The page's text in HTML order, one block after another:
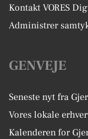
Kontakt VORES
Administrer
GENVEJE
Seneste nyt fra
Vores lokale
Kalenderen for